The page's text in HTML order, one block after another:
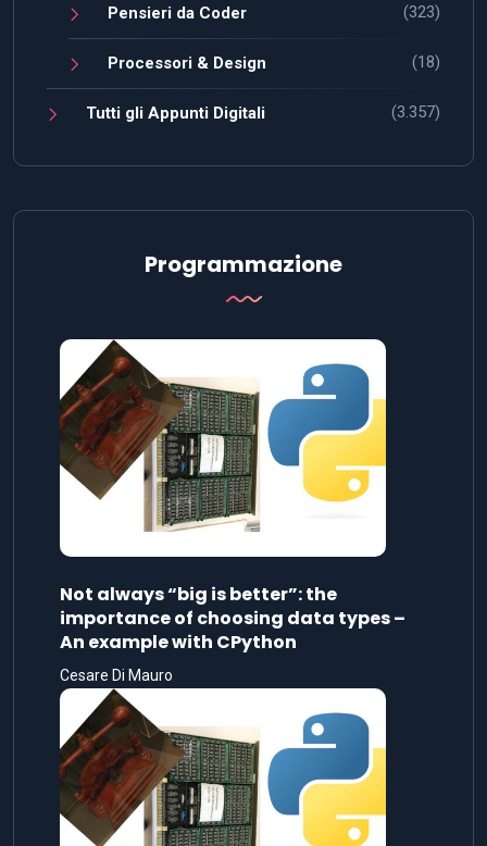
Pensieri da Coder (323)
Processori & Design (18)
Tutti gli Appunti Digitali (3.357)
Programmazione
Not always “big is better”: the
importance of choosing data types –
An example with CPython
Cesare Di Mauro